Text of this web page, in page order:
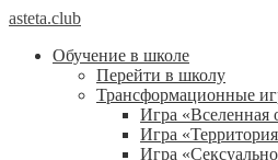
asteta.club
Обучение в школе
Перейти в школу
Трансформационные
Игра «Вселенная
Игра
Игра